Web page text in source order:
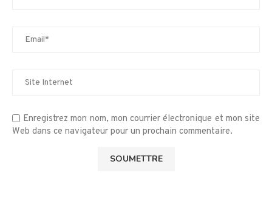
Enregistrez mon nom, mon courrier électronique et mon site
Web dans ce navigateur pour un prochain commentaire.